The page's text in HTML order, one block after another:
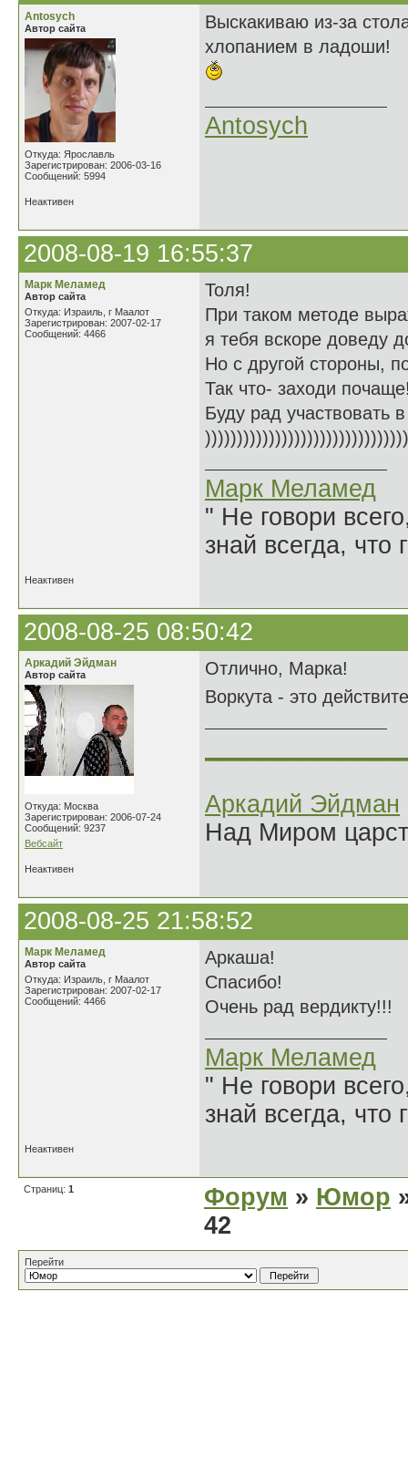
Antosych
Автор сайта
Откуда: Ярославль
Зарегистрирован: 2006-03-16
Сообщений: 5994
Выскакиваю из-за
хлопанием в ладоши!
Antosych
Неактивен
2008-08-19 16:55:37
Марк Меламед
Автор сайта
Откуда: Израиль, г Маалот
Зарегистрирован: 2007-02-17
Сообщений: 4466
Толя!
При таком методе
я тебя вскоре доведу
Но с другой стороны,
Так что- заходи
Буду рад участвовать
Марк Меламед
" Не говори
знай всегда, что
Неактивен
2008-08-25 08:50:42
Аркадий Эйдман
Автор сайта
Откуда: Москва
Зарегистрирован: 2006-07-24
Сообщений: 9237
Вебсайт
Отлично, Марка!
Воркута - это
Аркадий Эйдман
Над Миром
Неактивен
2008-08-25 21:58:52
Марк Меламед
Автор сайта
Откуда: Израиль, г Маалот
Зарегистрирован: 2007-02-17
Сообщений: 4466
Аркаша!
Спасибо!
Очень рад вердикту!!!
Марк Меламед
" Не говори
знай всегда, что
Неактивен
Страниц: 1 Форум » Юмор
42
Перейти